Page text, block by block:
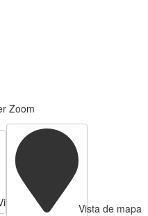
Zoom
de Tabla
Vista de mapa